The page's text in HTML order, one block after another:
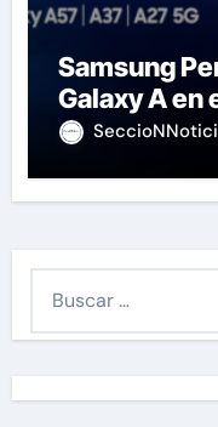
Samsung
Galaxy A en